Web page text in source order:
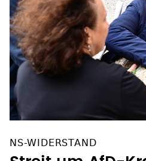
NS-WIDERSTAND